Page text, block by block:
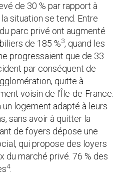
de 30 % par rapport à
la situation se tend. Entre
parc privé ont augmenté
de 185 %3, quand les
progressaient que de 33
par conséquent de
quitte à
voisin de l’Île-de-France.
un logement adapté à leurs
sans avoir à quitter la
de foyers dépose une
qui propose des loyers
du marché privé. 76 % des
4.